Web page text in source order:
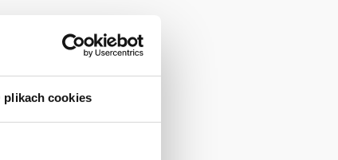
plikach cookies